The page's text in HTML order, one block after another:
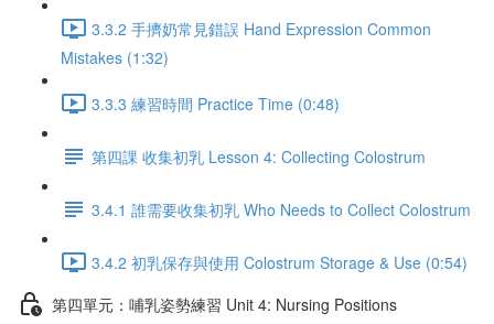
3.3.2 手擠奶常見錯誤 Hand Expression Common
Mistakes (1:32)
3.3.3 練習時間 Practice Time (0:48)
第四課 收集初乳 Lesson 4: Collecting Colostrum
3.4.1 誰需要收集初乳 Who Needs to Collect Colostrum
3.4.2 初乳保存與使用 Colostrum Storage & Use (0:54)
第四單元：哺乳姿勢練習 Unit 4: Nursing Positions